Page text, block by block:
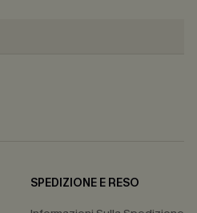
SPEDIZIONE E RESO